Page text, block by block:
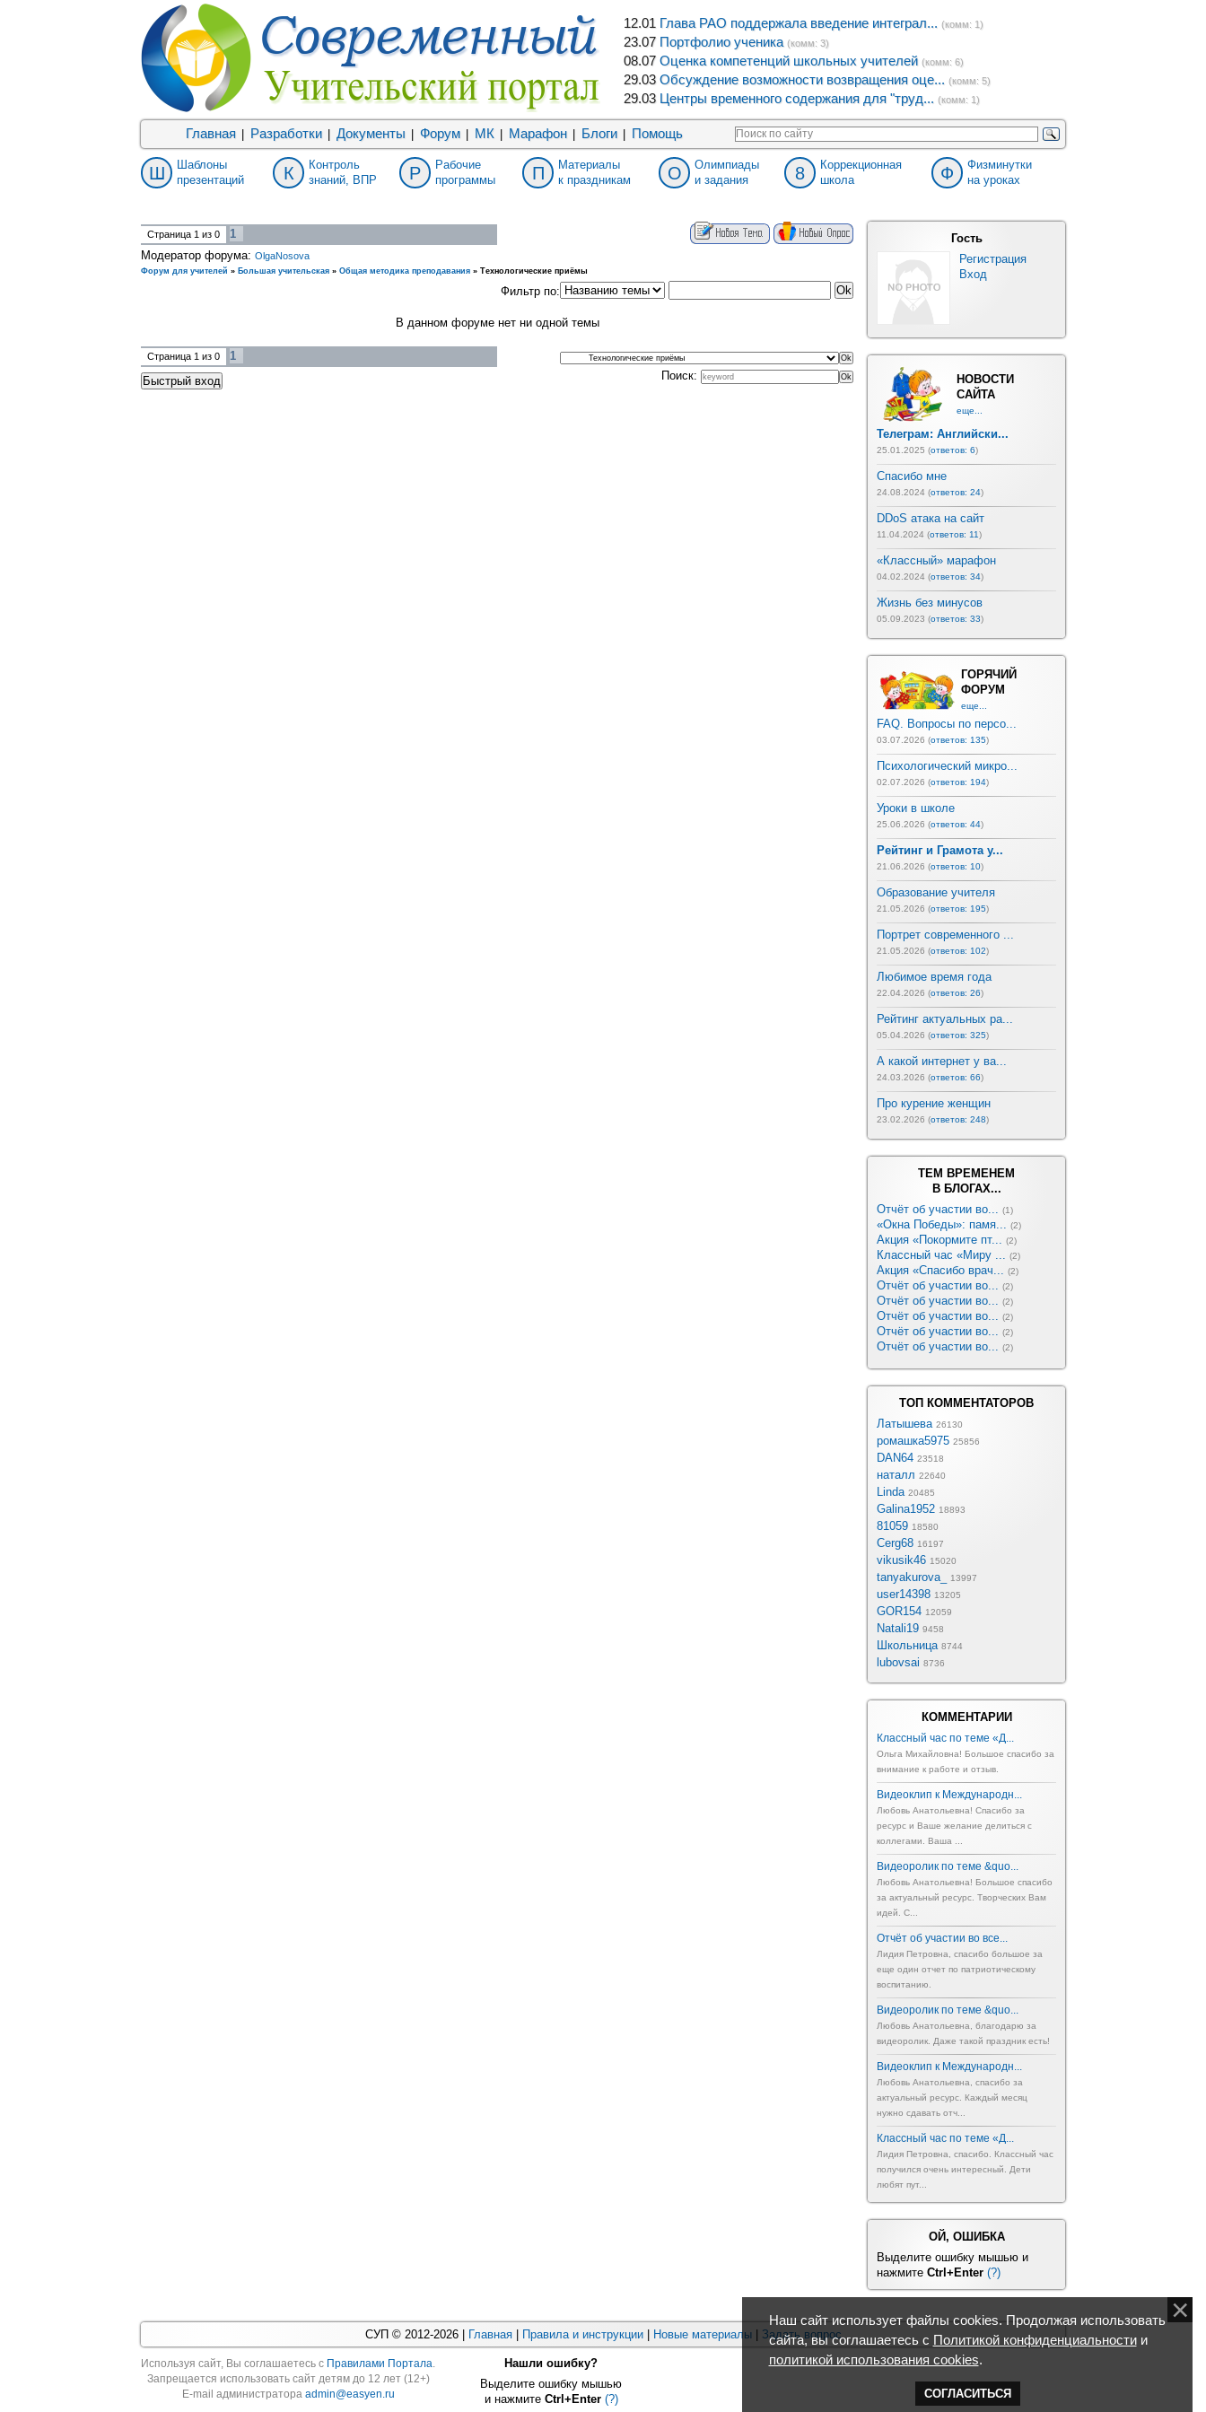
12.01 Глава РАО поддержала введение интеграл... (комм: 1)
23.07 Портфолио ученика (комм: 3)
08.07 Оценка компетенций школьных учителей (комм: 6)
29.03 Обсуждение возможности возвращения оце... (комм: 5)
29.03 Центры временного содержания для "труд... (комм: 1)
Главная Разработки Документы Форум МК Марафон Блоги Помощь
Ш
Шаблоны
презентаций
К
Контроль
знаний, ВПР
Р
Рабочие
программы
П
Материалы
к праздникам
О
Олимпиады
и задания
8
Коррекционная
школа
Ф
Физминутки
на уроках
Страница 1 из 0
1
Модератор форума: OlgaNosova
Форум для учителей » Большая учительская » Общая методика преподавания » Технологические приёмы
Фильтр по:
В данном форуме нет ни одной темы
Страница 1 из 0
1
Поиск:
Гость
Регистрация
Вход
НОВОСТИ
САЙТА
еще...
Телеграм: Английски...
25.01.2025 (ответов: 6)
Спасибо мне
24.08.2024 (ответов: 24)
DDoS атака на сайт
11.04.2024 (ответов: 11)
«Классный» марафон
04.02.2024 (ответов: 34)
Жизнь без минусов
05.09.2023 (ответов: 33)
ГОРЯЧИЙ
ФОРУМ
еще...
FAQ. Вопросы по персо...
03.07.2026 (ответов: 135)
Психологический микро...
02.07.2026 (ответов: 194)
Уроки в школе
25.06.2026 (ответов: 44)
Рейтинг и Грамота у...
21.06.2026 (ответов: 10)
Образование учителя
21.05.2026 (ответов: 195)
Портрет современного ...
21.05.2026 (ответов: 102)
Любимое время года
22.04.2026 (ответов: 26)
Рейтинг актуальных ра...
05.04.2026 (ответов: 325)
А какой интернет у ва...
24.03.2026 (ответов: 66)
Про курение женщин
23.02.2026 (ответов: 248)
ТЕМ ВРЕМЕНЕМ
В БЛОГАХ...
Отчёт об участии во... (1)
«Окна Победы»: памя... (2)
Акция «Покормите пт... (2)
Классный час «Миру ... (2)
Акция «Спасибо врач... (2)
Отчёт об участии во... (2)
Отчёт об участии во... (2)
Отчёт об участии во... (2)
Отчёт об участии во... (2)
Отчёт об участии во... (2)
ТОП КОММЕНТАТОРОВ
Латышева 26130
ромашка5975 25856
DAN64 23518
наталл 22640
Linda 20485
Galina1952 18893
81059 18580
Cerg68 16197
vikusik46 15020
tanyakurova_ 13997
user14398 13205
GOR154 12059
Natali19 9458
Школьница 8744
lubovsai 8736
КОММЕНТАРИИ
Классный час по теме «Д...
Ольга Михайловна! Большое спасибо за
внимание к работе и отзыв.
Видеоклип к Международн...
Любовь Анатольевна! Спасибо за
ресурс и Ваше желание делиться с
коллегами. Ваша ...
Видеоролик по теме &quo...
Любовь Анатольевна! Большое спасибо
за актуальный ресурс. Творческих Вам
идей. С...
Отчёт об участии во все...
Лидия Петровна, спасибо большое за
еще один отчет по патриотическому
воспитанию.
Видеоролик по теме &quo...
Любовь Анатольевна, благодарю за
видеоролик. Даже такой праздник есть!
Видеоклип к Международн...
Любовь Анатольевна, спасибо за
актуальный ресурс. Каждый месяц
нужно сдавать отч...
Классный час по теме «Д...
Лидия Петровна, спасибо. Классный час
получился очень интересный. Дети
любят пут...
ОЙ, ОШИБКА
Выделите ошибку мышью и
нажмите Ctrl+Enter (?)
СУП © 2012-2026 | Главная| Правила и инструкции| Новые материалы| Задать вопрос
Используя cайт, Вы соглашаетесь с Правилами Портала.
Запрещается использовать сайт детям до 12 лет (12+)
E-mail администратора admin@easyen.ru
Нашли ошибку?
Выделите ошибку мышью
и нажмите Ctrl+Enter (?)
Наш сайт использует файлы cookies. Продолжая использовать
сайта, вы соглашаетесь с Политикой конфиденциальностии
политикой использования cookies.
СОГЛАСИТЬСЯ